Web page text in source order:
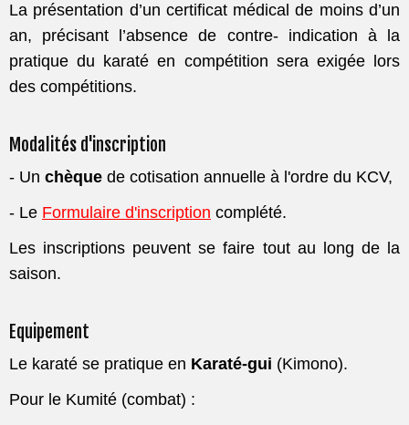
La présentation d’un certificat médical de moins d’un
an, précisant l’absence de contre- indication à la
pratique du karaté en compétition sera exigée lors
des compétitions.
Modalités d'inscription
- Un chèque de cotisation annuelle à l'ordre du KCV,
- Le Formulaire d'inscription complété.
Les inscriptions peuvent se faire tout au long de la
saison.
Equipement
Le karaté se pratique en Karaté-gui (Kimono).
Pour le Kumité (combat) :